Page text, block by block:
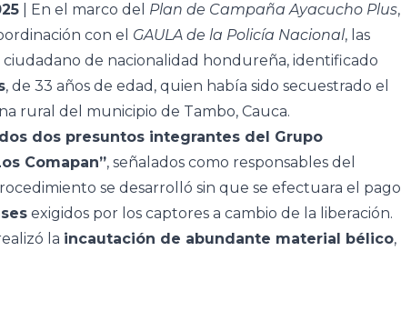
| En el marco del Plan de Campaña Ayacucho Plus,
con el GAULA de la Policía Nacional, las
de nacionalidad hondureña, identificado
, de 33 años de edad, quien había sido secuestrado el
rural del municipio de Tambo, Cauca.
dos presuntos integrantes del Grupo
Comapan”, señalados como responsables del
se desarrolló sin que se efectuara el pago
exigidos por los captores a cambio de la liberación.
la incautación de abundante material bélico,